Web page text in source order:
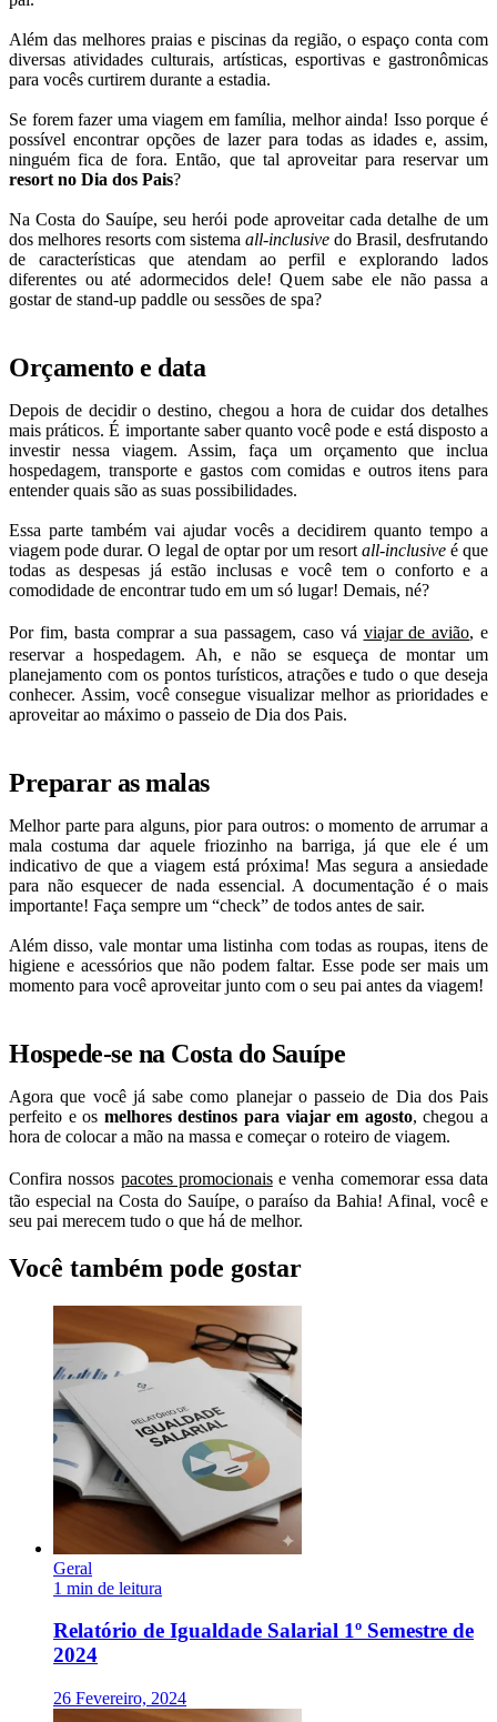
Além das melhores praias e piscinas da região, o espaço conta com
diversas atividades culturais, artísticas, esportivas e gastronômicas
para vocês curtirem durante a estadia.
Se forem fazer uma viagem em família, melhor ainda! Isso porque é
possível encontrar opções de lazer para todas as idades e, assim,
ninguém fica de fora. Então, que tal aproveitar para reservar um
resort no Dia dos Pais?
Na Costa do Sauípe, seu herói pode aproveitar cada detalhe de um
dos melhores resorts com sistema all-inclusive do Brasil, desfrutando
de características que atendam ao perfil e explorando lados
diferentes ou até adormecidos dele! Quem sabe ele não passa a
gostar de stand-up paddle ou sessões de spa?
Orçamento e data
Depois de decidir o destino, chegou a hora de cuidar dos detalhes
mais práticos. É importante saber quanto você pode e está disposto a
investir nessa viagem. Assim, faça um orçamento que inclua
hospedagem, transporte e gastos com comidas e outros itens para
entender quais são as suas possibilidades.
Essa parte também vai ajudar vocês a decidirem quanto tempo a
viagem pode durar. O legal de optar por um resort all-inclusive é que
todas as despesas já estão inclusas e você tem o conforto e a
comodidade de encontrar tudo em um só lugar! Demais, né?
Por fim, basta comprar a sua passagem, caso vá viajar de avião, e
reservar a hospedagem. Ah, e não se esqueça de montar um
planejamento com os pontos turísticos, atrações e tudo o que deseja
conhecer. Assim, você consegue visualizar melhor as prioridades e
aproveitar ao máximo o passeio de Dia dos Pais.
Preparar as malas
Melhor parte para alguns, pior para outros: o momento de arrumar a
mala costuma dar aquele friozinho na barriga, já que ele é um
indicativo de que a viagem está próxima! Mas segura a ansiedade
para não esquecer de nada essencial. A documentação é o mais
importante! Faça sempre um “check” de todos antes de sair.
Além disso, vale montar uma listinha com todas as roupas, itens de
higiene e acessórios que não podem faltar. Esse pode ser mais um
momento para você aproveitar junto com o seu pai antes da viagem!
Hospede-se na Costa do Sauípe
Agora que você já sabe como planejar o passeio de Dia dos Pais
perfeito e os melhores destinos para viajar em agosto, chegou a
hora de colocar a mão na massa e começar o roteiro de viagem.
Confira nossos pacotes promocionaise venha comemorar essa data
tão especial na Costa do Sauípe, o paraíso da Bahia! Afinal, você e
seu pai merecem tudo o que há de melhor.
Você também pode gostar
Geral
1 min de leitura
Relatório de Igualdade Salarial 1º Semestre de
2024
26 Fevereiro, 2024